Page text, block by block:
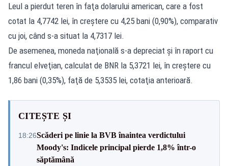
Leul a pierdut teren în faţa dolarului american, care a fost
cotat la 4,7742 lei, în creştere cu 4,25 bani (0,90%), comparativ
cu joi, când s-a situat la 4,7317 lei.
De asemenea, moneda naţională s-a depreciat şi în raport cu
francul elveţian, calculat de BNR la 5,3721 lei, în creştere cu
1,86 bani (0,35%), faţă de 5,3535 lei, cotaţia anterioară.
CITEȘTE ȘI
18:26Scăderi pe linie la BVB înaintea verdictului
Moody's: Indicele principal pierde 1,8% într-o
săptămână